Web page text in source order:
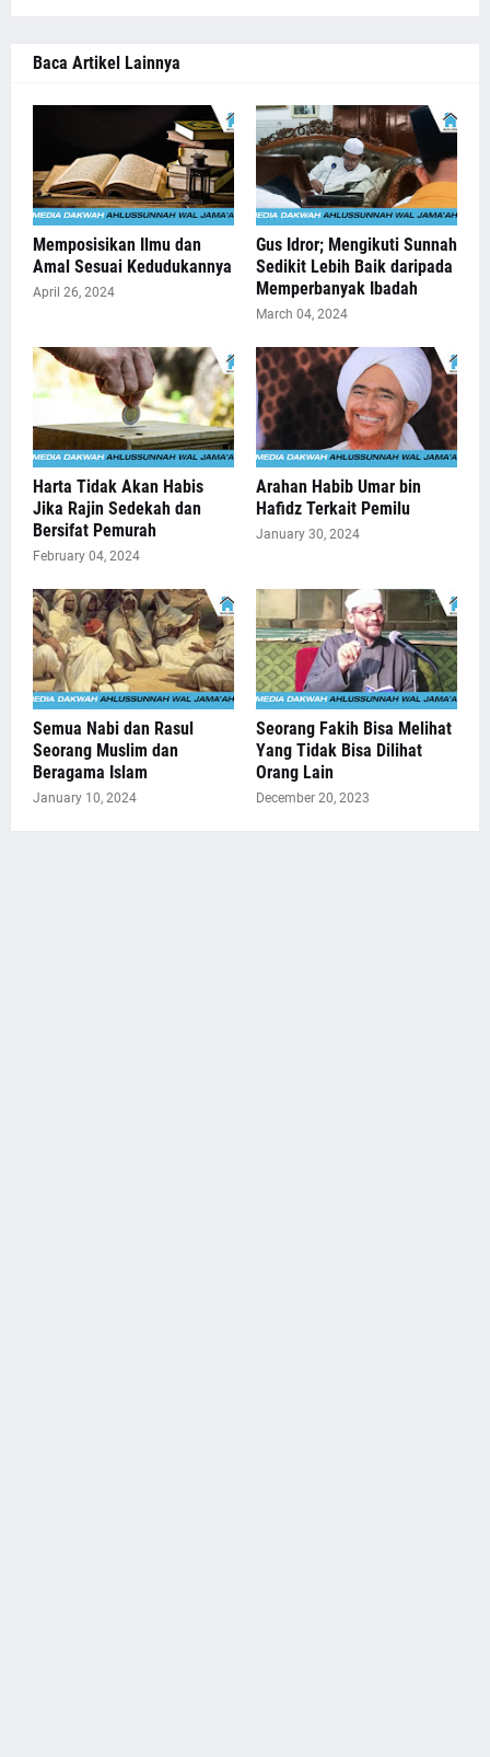
Baca Artikel Lainnya
Memposisikan Ilmu dan
Amal Sesuai Kedudukannya
April 26, 2024
Gus Idror; Mengikuti Sunnah
Sedikit Lebih Baik daripada
Memperbanyak Ibadah
March 04, 2024
Harta Tidak Akan Habis
Jika Rajin Sedekah dan
Bersifat Pemurah
February 04, 2024
Arahan Habib Umar bin
Hafidz Terkait Pemilu
January 30, 2024
Semua Nabi dan Rasul
Seorang Muslim dan
Beragama Islam
January 10, 2024
Seorang Fakih Bisa Melihat
Yang Tidak Bisa Dilihat
Orang Lain
December 20, 2023